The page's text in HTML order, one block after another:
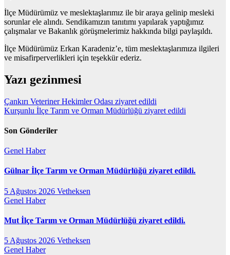
İlçe Müdürümüz ve meslektaşlarımız ile bir araya gelinip mesleki
sorunlar ele alındı. Sendikamızın tanıtımı yapılarak yaptığımız
çalışmalar ve Bakanlık görüşmelerimiz hakkında bilgi paylaşıldı.
İlçe Müdürümüz Erkan Karadeniz’e, tüm meslektaşlarımıza ilgileri
ve misafirperverlikleri için teşekkür ederiz.
Yazı gezinmesi
Çankırı Veteriner Hekimler Odası ziyaret edildi
Kurşunlu İlçe Tarım ve Orman Müdürlüğü ziyaret edildi
Son Gönderiler
Genel Haber
Gülnar İlçe Tarım ve Orman Müdürlüğü ziyaret edildi.
5 Ağustos 2026 Vetheksen
Genel Haber
Mut İlçe Tarım ve Orman Müdürlüğü ziyaret edildi.
5 Ağustos 2026 Vetheksen
Genel Haber